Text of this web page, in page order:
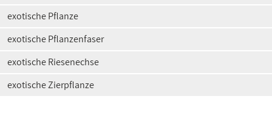
exotische Pflanze
exotische Pflanzenfaser
exotische Riesenechse
exotische Zierpflanze